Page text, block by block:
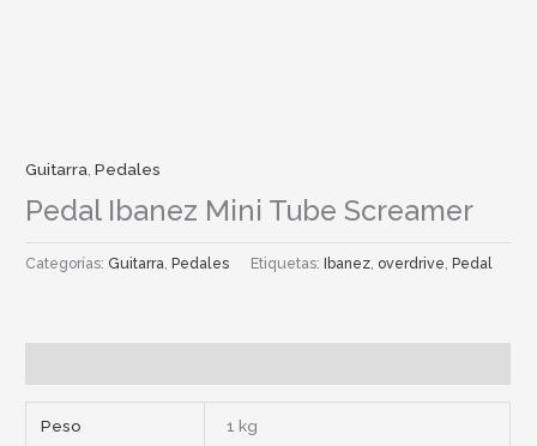
Guitarra,Pedales
Pedal Ibanez Mini Tube Screamer
Categorías: Guitarra ,Pedales Etiquetas:Ibanez overdrive ,Pedal
Peso 1 kg